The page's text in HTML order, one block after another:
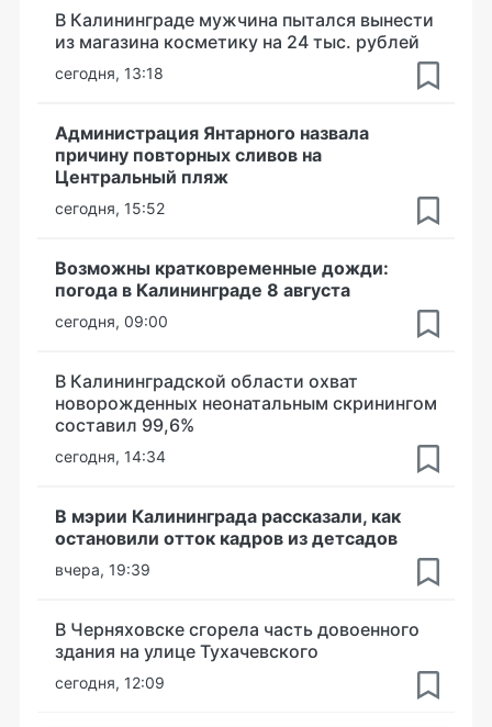
В Калининграде мужчина пытался вынести
из магазина косметику на 24 тыс. рублей
сегодня, 13:18
Администрация Янтарного назвала
причину повторных сливов на
Центральный пляж
сегодня, 15:52
Возможны кратковременные дожди:
погода в Калининграде 8 августа
сегодня, 09:00
В Калининградской области охват
новорожденных неонатальным скринингом
составил 99,6%
сегодня, 14:34
В мэрии Калининграда рассказали, как
остановили отток кадров из детсадов
вчера, 19:39
В Черняховске сгорела часть довоенного
здания на улице Тухачевского
сегодня, 12:09